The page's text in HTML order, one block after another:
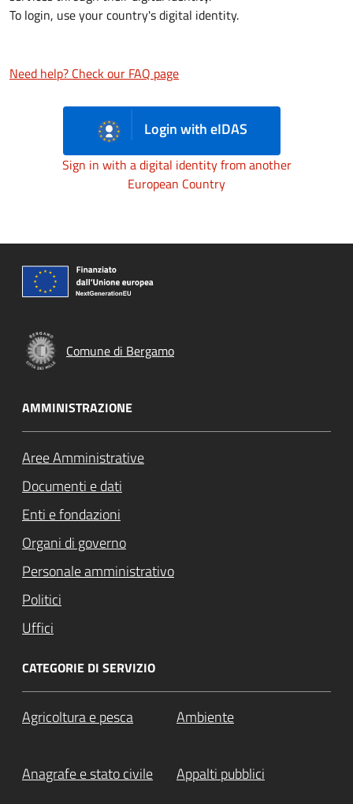
To login, use your country's digital identity.
Need help? Check our FAQ page
Login with eIDAS
Sign in with a digital identity from another
European Country
Comune di Bergamo
AMMINISTRAZIONE
Aree Amministrative
Documenti e dati
Enti e fondazioni
Organi di governo
Personale amministrativo
Politici
Uffici
CATEGORIE DI SERVIZIO
Agricoltura e pesca Ambiente
Anagrafe e stato civile Appalti pubblici